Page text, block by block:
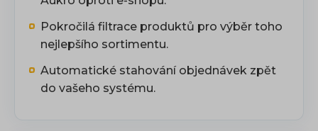
Pokročilá filtrace produktů pro výběr toho
nejlepšího sortimentu.
Automatické stahování objednávek zpět
do vašeho systému.